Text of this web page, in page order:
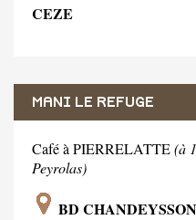
CEZE
MANI LE REFUGE
Café à PIERRELATTE(à
Peyrolas)
BD